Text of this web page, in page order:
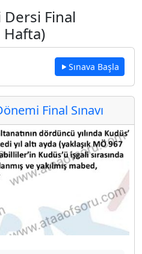
Dersi Final
Hafta)
Sınava Başla
Final Sınavı